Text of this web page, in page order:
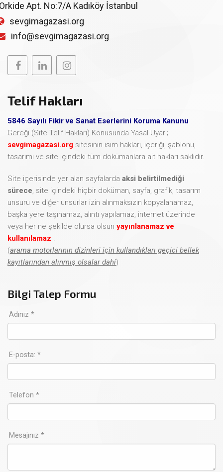
Apt. No:7/A Kadıköy İstanbul
sevgimagazasi.org
info@sevgimagazasi.org
Telif Hakları
5846 Sayılı Fikir ve Sanat Eserlerini Koruma Kanunu
Gereği (Site Telif Hakları) Konusunda Yasal Uyarı;
sevgimagazasi.org sitesinin isim hakları, içeriği, şablonu,
tasarımı ve site içindeki tüm dokümanlara ait hakları saklıdır.
Site içerisinde yer alan sayfalarda aksi belirtilmediği
sürece, site içindeki hiçbir doküman, sayfa, grafik, tasarım
unsuru ve diğer unsurlar izin alınmaksızın kopyalanamaz,
başka yere taşınamaz, alıntı yapılamaz, internet üzerinde
veya her ne şekilde olursa olsun yayınlanamaz ve
kullanılamaz .
(arama motorlarının dizinleri için kullandıkları geçici bellek
kayıtlarından alınmış olsalar dahi)
Bilgi Talep Formu
Adınız *
E-posta: *
Telefon *
Mesajınız *